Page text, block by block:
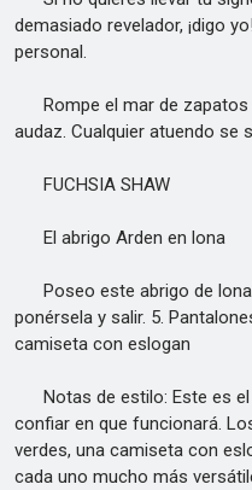
demasiado revelador, ¡digo
personal.
Rompe el mar de zapatos
audaz. Cualquier atuendo se
FUCHSIA SHAW
El abrigo Arden en lona
Poseo este abrigo de lona
ponérsela y salir. 5.
camiseta con eslogan
Notas de estilo: Este es el
confiar en que funcionará.
verdes, una camiseta con
cada uno mucho más